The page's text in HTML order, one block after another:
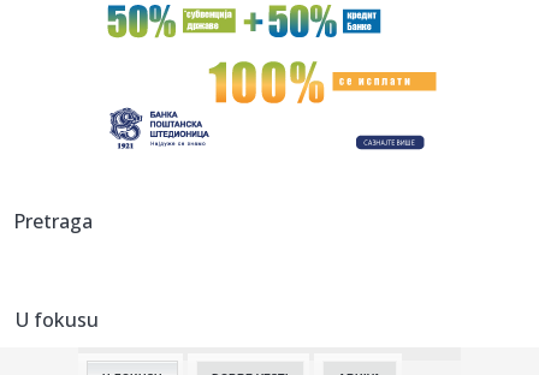
09:08:AdmiralBet ABA liga ostala bez direktora: Milija Vojinović
iznen...
Ukrajina menja pravila igre: Obećala da neće napadati
09:07:Er Srbija širi mrežu letova: Iz Beograda do više od 100
automobi...
09:00:
Pretraga
U fokusu